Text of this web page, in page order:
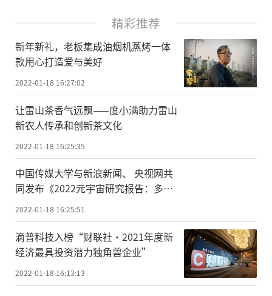
精彩推荐
新年新礼，老板集成油烟机蒸烤一体
款用心打造爱与美好
2022-01-18 16:27:02
让雷山茶香气远飘——度小满助力雷山
新农人传承和创新茶文化
2022-01-18 16:25:35
中国传媒大学与新浪新闻、 央视网共
同发布《2022元宇宙研究报告：多元
视角》
2022-01-18 16:25:51
滴普科技入榜“财联社·2021年度新
经济最具投资潜力独角兽企业”
2022-01-18 16:13:13